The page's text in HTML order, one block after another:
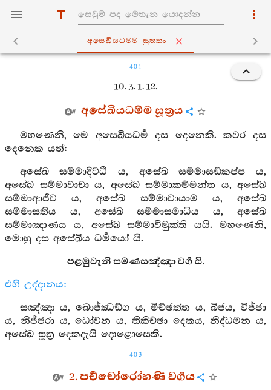
අසෙඛියධම‍්ම සුත‍්තං
401
10. 3. 1. 12.
අසේඛියධම්ම සූත්‍රය
මහණෙනි, මෙ අසෙඛියධර්‍ම දස දෙනෙකි. කවර දස
දෙනෙක යත්:
අසේඛ සම්මාදිට්ඨි ය, අසේඛ සම්මාසඞ්කප්ප ය,
අසේඛ සම්මාවාචා ය, අසේඛ සම්මාකම්මන්ත ය, අසේඛ
සම්මාආජීව ය, අසේඛ සම්මාවායාම ය, අසේඛ
සම්මාසතිය ය, අසේඛ සම්මාසමාධිය ය, අසේඛ
සම්මාඤාණය ය, අසේඛ සම්මාවිමුක්ති යයි. මහණෙනි,
මොහු දස අසේඛිය ධර්‍මයෝ යි.
පළමුවැනි සමණසඤ්ඤා වර්‍ග යි.
එහි උද්දානය:
සඤ්ඤා ය, බොජ්ඣඞ්ග ය, මිච්ඡත්ත ය, බීජය, විජ්ජා
ය, නිජ්ජරා ය, ධෝවන ය, තිකිච්ඡා දෙකය, නිද්ධමන ය,
අසේඛ සූත්‍ර දෙකදැයි දොළොසෙකි.
403
2. පච්චෝරෝහණි වර්‍ගය